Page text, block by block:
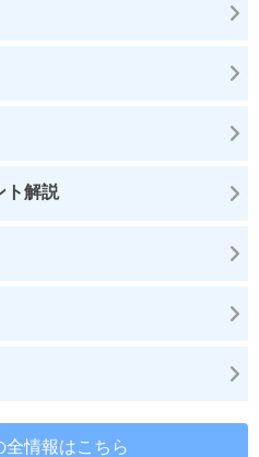
ト解説
全情報はこちら